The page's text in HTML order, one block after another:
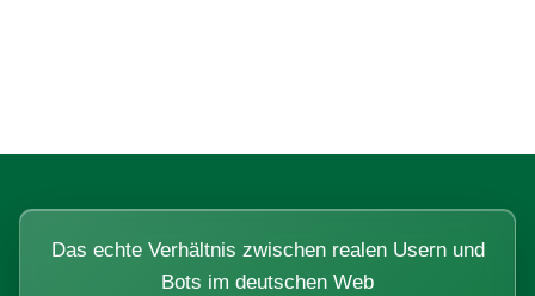
Das echte Verhältnis zwischen realen Usern und
Bots im deutschen Web